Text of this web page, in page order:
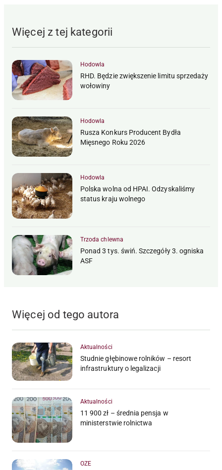
Więcej z tej kategorii
Hodowla
RHD. Będzie zwiększenie limitu sprzedaży
wołowiny
Hodowla
Rusza Konkurs Producent Bydła
Mięsnego Roku 2026
Hodowla
Polska wolna od HPAI. Odzyskaliśmy
status kraju wolnego
Trzoda chlewna
Ponad 3 tys. świń. Szczegóły 3. ogniska
ASF
Więcej od tego autora
Aktualności
Studnie głębinowe rolników – resort
infrastruktury o legalizacji
Aktualności
11 900 zł – średnia pensja w
ministerstwie rolnictwa
OZE